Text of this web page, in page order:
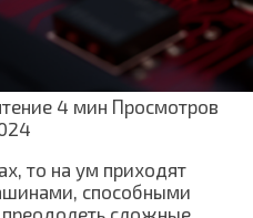
4 мин Просмотров
то на ум приходят
способными